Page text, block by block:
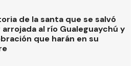
de la santa que se salvó
arrojada al río Gualeguaychú y
que harán en su